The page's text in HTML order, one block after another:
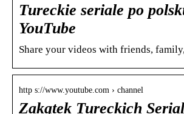
Tureckie seriale po
YouTube
Share your videos with friends,
http s://www.youtube.com › channel
Zakątek Tureckich